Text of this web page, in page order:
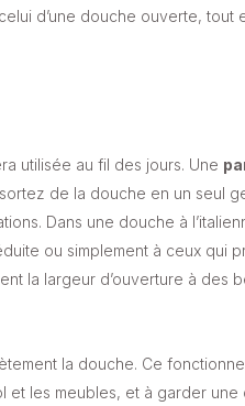
d’une douche ouverte, tout
utilisée au fil des jours. Une
de la douche en un seul
Dans une douche à
ou simplement à ceux qui
la largeur d’ouverture à des
la douche. Ce
et les meubles, et à garder une